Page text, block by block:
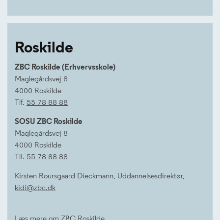
Roskilde
ZBC Roskilde (Erhvervsskole)
Maglegårdsvej 8
4000 Roskilde
Tlf. 55 78 88 88
SOSU ZBC Roskilde
Maglegårdsvej 8
4000 Roskilde
Tlf. 55 78 88 88
Kirsten Roursgaard Dieckmann, Uddannelsesdirektør,
kidi@zbc.dk